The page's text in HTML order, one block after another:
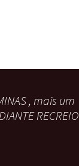
, mais um
RECREIO